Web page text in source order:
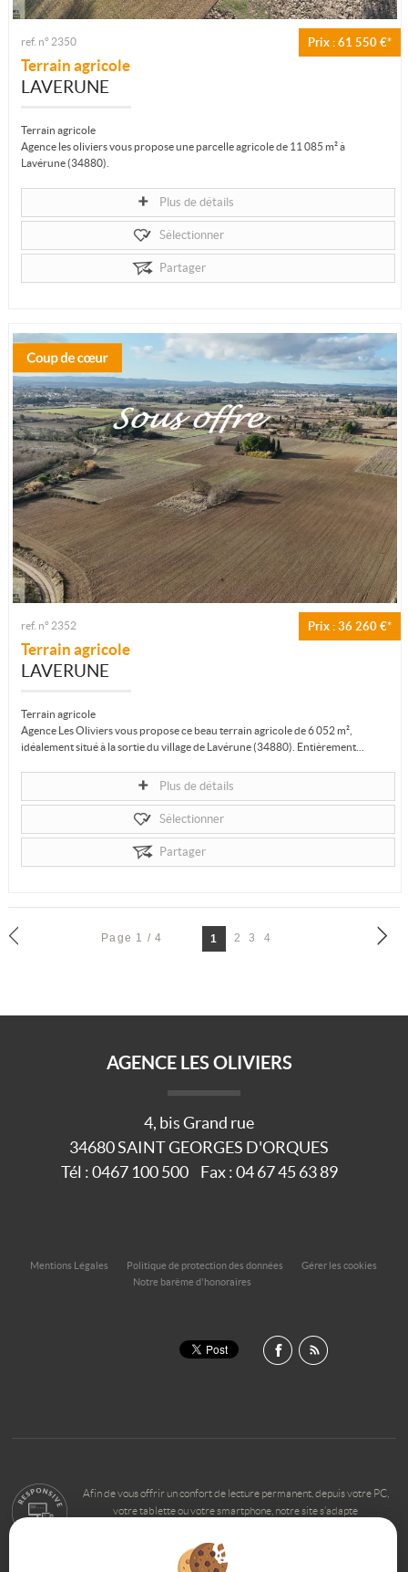
Prix : 61 550 €*
ref. n° 2350
Terrain agricole
LAVERUNE
Terrain agricole
Agence les oliviers vous propose une parcelle agricole de 11 085 m² à
Lavérune (34880).
Plus de détails
Sélectionner
Partager
Prix : 36 260 €*
ref. n° 2352
Terrain agricole
LAVERUNE
Terrain agricole
Agence Les Oliviers vous propose ce beau terrain agricole de 6 052 m²,
idéalement situé à la sortie du village de Lavérune (34880). Entièrement...
Plus de détails
Sélectionner
Partager
Page 1 / 4 1 2 3 4
AGENCE LES OLIVIERS
4, bis Grand rue
34680SAINT GEORGES D'ORQUES
Tél :0467 100 500 Fax :04 67 45 63 89
Mentions Légales Politique de protection des données
Gérer les cookies
Notre barème d'honoraires
Afin de vous offrir un confort de lecture permanent, depuis votre PC,
votre tablette ou votre smartphone, notre site s’adapte